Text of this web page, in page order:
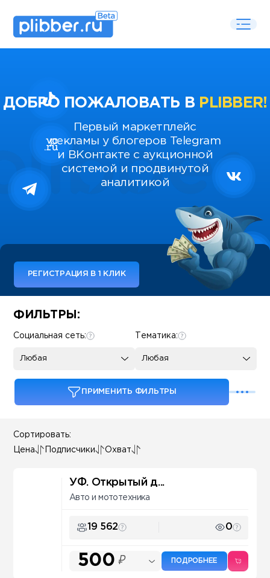
ДОБРО ПОЖАЛОВАТЬ В PLIBBER!
Первый маркетплейс
рекламы у блогеров Telegram
и ВКонтакте с аукционной
системой и продвинутой
аналитикой
РЕГИСТРАЦИЯ В 1 КЛИК
Some SEO Title
ФИЛЬТРЫ:
Тематика:
Любая
Социальная сеть:
Любая
ПРИМЕНИТЬ ФИЛЬТРЫ
Сортировать:
Цена Подписчики Охват
УФ. Открытый д...
Авто и мототехника
19 562 0
500 ₽ ПОДРОБНЕЕ